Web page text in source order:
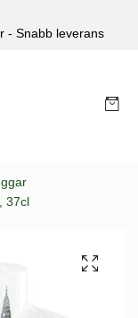
- Snabb leverans
37cl